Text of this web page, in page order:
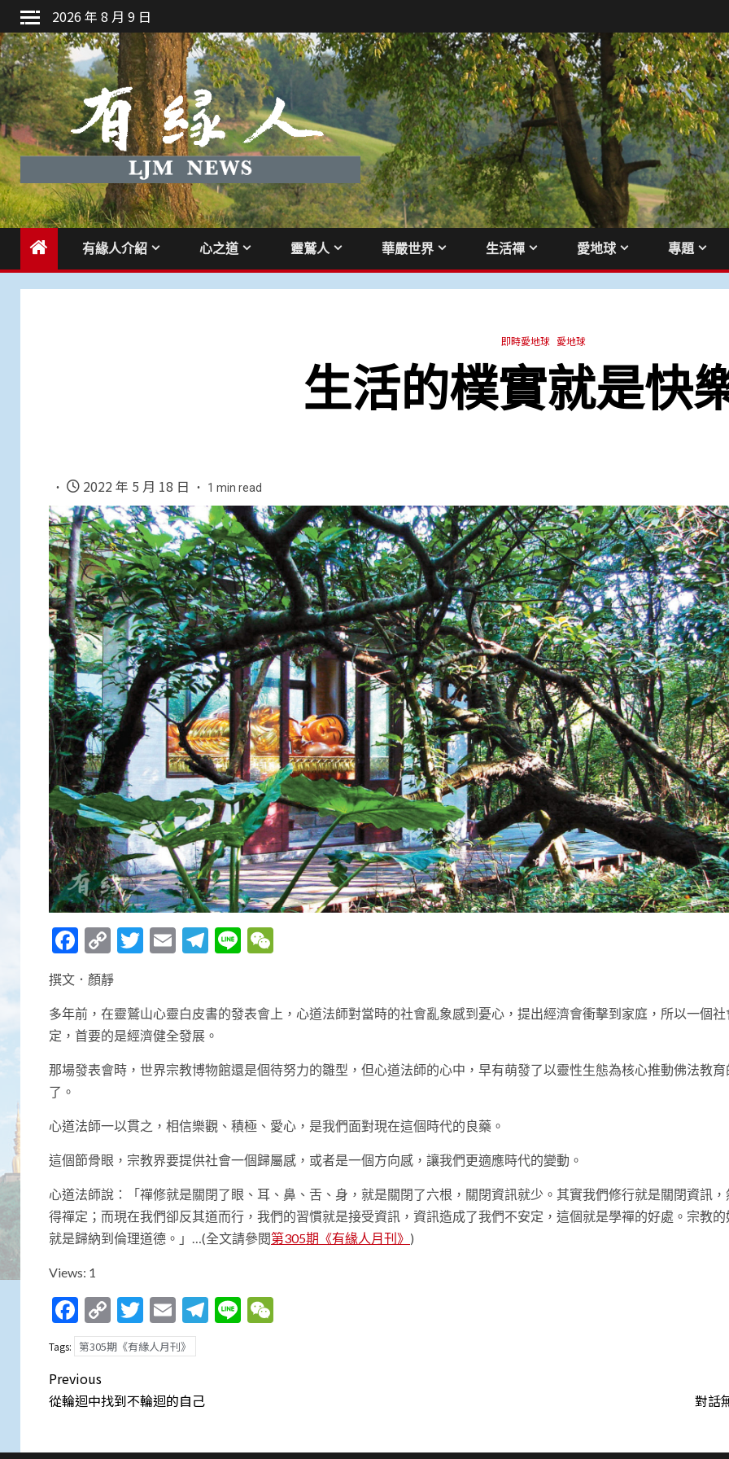
Skip
to
content
2026 年 8 月 9 日
有緣人介紹 心之道 靈鷲人 華嚴世界 生活禪 愛地球 專題
即時愛地球 愛地球
生活的樸實就是快
2022 年 5 月 18 日 1 min read
Facebook
Copy
Link
Twitter
EmailTelegram
Line
撰文．顏靜
多年前，在靈鷲山心靈白皮書的發表會上，心道法師對當時的社會亂象感到憂心，提出經濟會衝擊到家庭，所以一個
定，首要的是經濟健全發展。
那場發表會時，世界宗教博物館還是個待努力的雛型，但心道法師的心中，早有萌發了以靈性生態為核心推動佛法教育
了。
心道法師一以貫之，相信樂觀、積極、愛心，是我們面對現在這個時代的良藥。
這個節骨眼，宗教界要提供社會一個歸屬感，或者是一個方向感，讓我們更適應時代的變動。
心道法師說：「禪修就是關閉了眼、耳、鼻、舌、身，就是關閉了六根，關閉資訊就少。其實我們修行就是關閉資訊
得禪定；而現在我們卻反其道而行，我們的習慣就是接受資訊，資訊造成了我們不安定，這個就是學禪的好處。宗教的
就是歸納到倫理道德。」…(全文請參閱第305期《有緣人月刊》 )
Views: 1
Facebook
Copy
Link
Twitter
EmailTelegram
Line
Tags: 第305期《有緣人月刊》
Post
navigation
Previous
從輪迴中找到不輪迴的自己
對話